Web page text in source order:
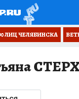
ЛИЦ ЧЕЛЯБИНСКА